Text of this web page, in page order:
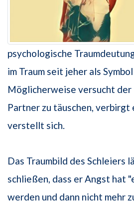
psychologische
im Traum seit jeher als
Möglicherweise versucht
Partner zu täuschen,
verstellt sich.
Das Traumbild des Schleiers
schließen, dass er Angst hat
werden und dann nicht mehr